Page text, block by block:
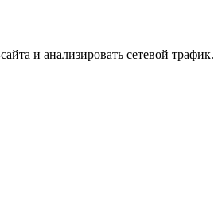
и анализировать сетевой трафик.